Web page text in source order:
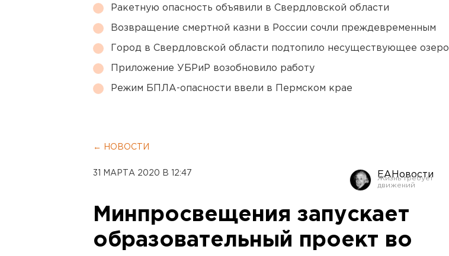
Ракетную опасность объявили в Свердловской области
Возвращение смертной казни в России сочли преждевременным
Город в Свердловской области подтопило несуществующее озеро
Приложение УБРиР возобновило работу
Режим БПЛА-опасности ввели в Пермском крае
← НОВОСТИ
31 МАРТА 2020 В 12:47 ЕАНовости
Минпросвещения запускает
образовательный проект во